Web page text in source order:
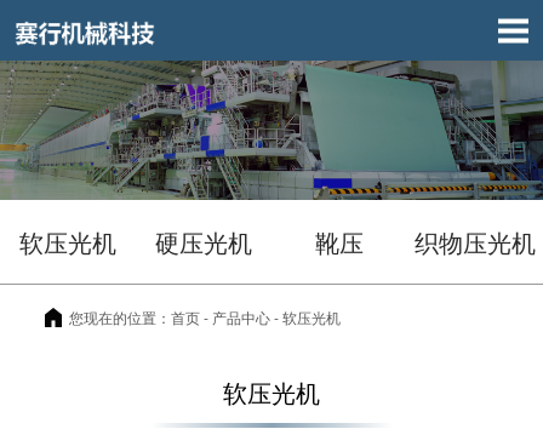
软压光机 硬压光机 靴压 织物压光机
您现在的位置：首页- 产品中心 - 软压光机
软压光机